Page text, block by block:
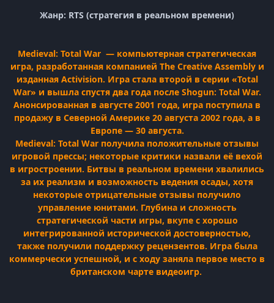
Жанр: RTS (стратегия в реальном времени)
Medieval: Total War — компьютерная стратегическая
игра, разработанная компанией The Creative Assembly и
изданная Activision. Игра стала второй в серии «Total
War» и вышла спустя два года после Shogun: Total War.
Анонсированная в августе 2001 года, игра поступила в
продажу в Северной Америке 20 августа 2002 года, а в
Европе — 30 августа.
Medieval: Total War получила положительные отзывы
игровой прессы; некоторые критики назвали её вехой
в игростроении. Битвы в реальном времени хвалились
за их реализм и возможность ведения осады, хотя
некоторые отрицательные отзывы получило
управление юнитами. Глубина и сложность
стратегической части игры, вкупе с хорошо
интегрированной исторической достоверностью,
также получили поддержку рецензентов. Игра была
коммерчески успешной, и с ходу заняла первое место в
британском чарте видеоигр.